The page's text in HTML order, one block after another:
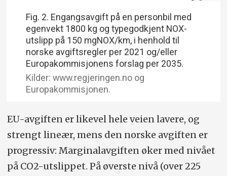
Fig. 2. Engangsavgift på en personbil med
egenvekt 1800 kg og typegodkjent NOX-
utslipp på 150 mgNOX/km, i henhold til
norske avgiftsregler per 2021 og/eller
Europakommisjonens forslag per 2035.
Kilder: www.regjeringen.no og
Europakommisjonen.
EU-avgiften er likevel hele veien lavere, og
strengt lineær, mens den norske avgiften er
progressiv: Marginalavgiften øker med nivået
på CO2-utslippet. På øverste nivå (over 225